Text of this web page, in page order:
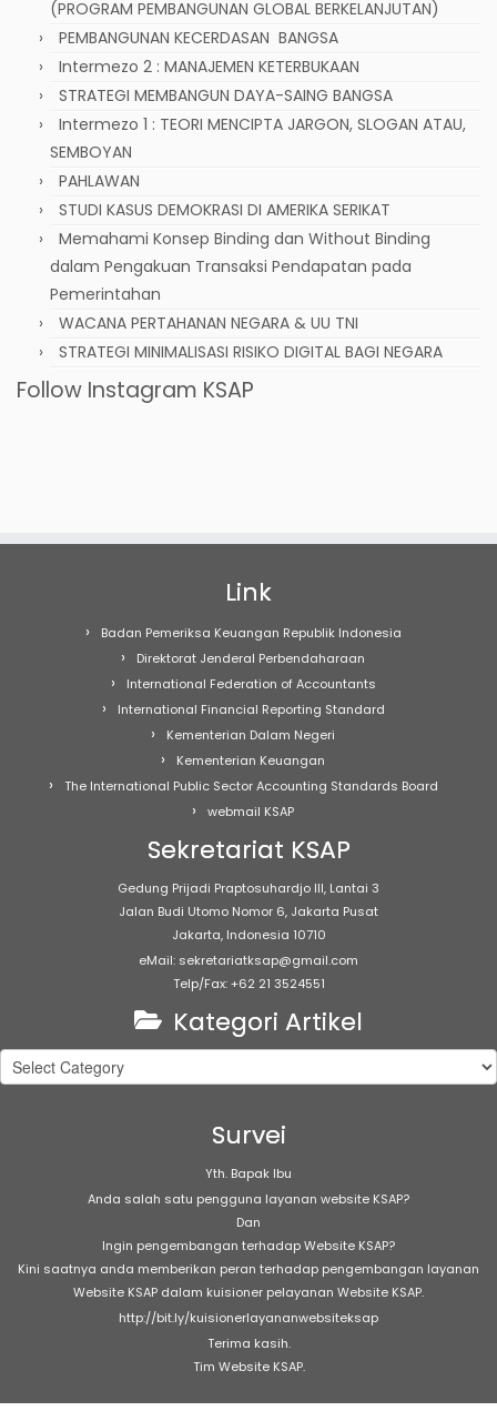
(PROGRAM PEMBANGUNAN GLOBAL BERKELANJUTAN)
PEMBANGUNAN KECERDASAN BANGSA
Intermezo 2 : MANAJEMEN KETERBUKAAN
STRATEGI MEMBANGUN DAYA-SAING BANGSA
Intermezo 1 : TEORI MENCIPTA JARGON, SLOGAN ATAU,
SEMBOYAN
PAHLAWAN
STUDI KASUS DEMOKRASI DI AMERIKA SERIKAT
Memahami Konsep Binding dan Without Binding
dalam Pengakuan Transaksi Pendapatan pada
Pemerintahan
WACANA PERTAHANAN NEGARA & UU TNI
STRATEGI MINIMALISASI RISIKO DIGITAL BAGI NEGARA
Follow Instagram KSAP
Link
Badan Pemeriksa Keuangan Republik Indonesia
Direktorat Jenderal Perbendaharaan
International Federation of Accountants
International Financial Reporting Standard
Kementerian Dalam Negeri
Kementerian Keuangan
The International Public Sector Accounting Standards Board
webmail KSAP
Sekretariat KSAP
Gedung Prijadi Praptosuhardjo III, Lantai 3
Jalan Budi Utomo Nomor 6, Jakarta Pusat
Jakarta, Indonesia 10710
eMail: sekretariatksap@gmail.com
Telp/Fax: +62 21 3524551
Kategori Artikel
Kategori
Artikel
Survei
Yth. Bapak Ibu
Anda salah satu pengguna layanan website KSAP?
Dan
Ingin pengembangan terhadap Website KSAP?
Kini saatnya anda memberikan peran terhadap pengembangan layanan
Website KSAP dalam kuisioner pelayanan Website KSAP.
http://bit.ly/kuisionerlayananwebsiteksap
Terima kasih.
Tim Website KSAP.